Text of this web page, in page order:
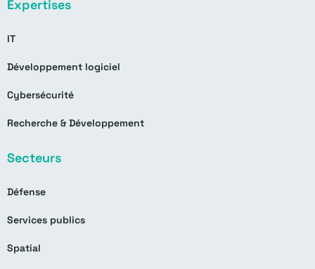
Expertises
IT
Développement logiciel
Cybersécurité
Recherche & Développement
Secteurs
Défense
Services publics
Spatial